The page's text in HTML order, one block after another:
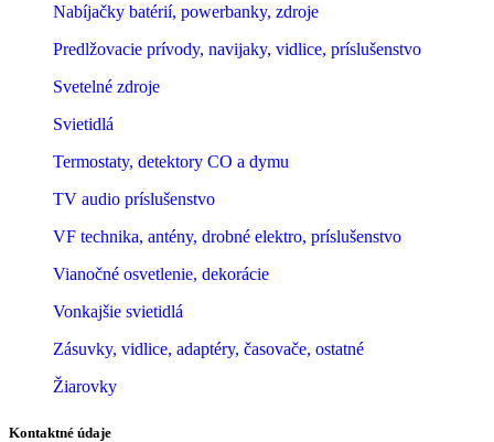
Nabíjačky batérií, powerbanky, zdroje
Predlžovacie prívody, navijaky, vidlice, príslušenstvo
Svetelné zdroje
Svietidlá
Termostaty, detektory CO a dymu
TV audio príslušenstvo
VF technika, antény, drobné elektro, príslušenstvo
Vianočné osvetlenie, dekorácie
Vonkajšie svietidlá
Zásuvky, vidlice, adaptéry, časovače, ostatné
Žiarovky
Kontaktné údaje